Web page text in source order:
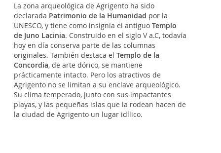
La zona arqueológica de Agrigento ha sido
declarada Patrimonio de la Humanidad por la
UNESCO, y tiene como insignia el antiguo Templo
de Juno Lacinia. Construido en el siglo V a.C, todavía
hoy en día conserva parte de las columnas
originales. También destaca el Templo de la
Concordia, de arte dórico, se mantiene
prácticamente intacto. Pero los atractivos de
Agrigento no se limitan a su enclave arqueológico.
Su clima temperado, junto con sus impactantes
playas, y las pequeñas islas que la rodean hacen de
la ciudad de Agrigento un lugar idílico.